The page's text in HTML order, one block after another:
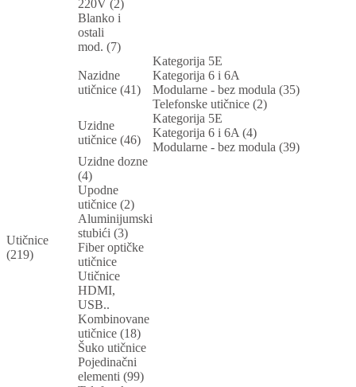
220V (2)
Blanko i
ostali
mod. (7)
Utičnice
(219)
Nazidne
utičnice (41)
Kategorija 5E
Kategorija 6 i 6A
Modularne - bez modula (35)
Telefonske utičnice (2)
Uzidne
utičnice (46)
Kategorija 5E
Kategorija 6 i 6A (4)
Modularne - bez modula (39)
Uzidne dozne
(4)
Upodne
utičnice (2)
Aluminijumski
stubići (3)
Fiber optičke
utičnice
Utičnice
HDMI,
USB..
Kombinovane
utičnice (18)
Šuko utičnice
Pojedinačni
elementi (99)